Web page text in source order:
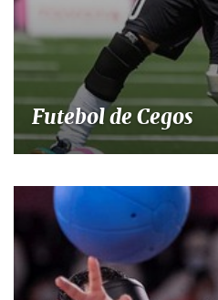
Futebol de Cegos